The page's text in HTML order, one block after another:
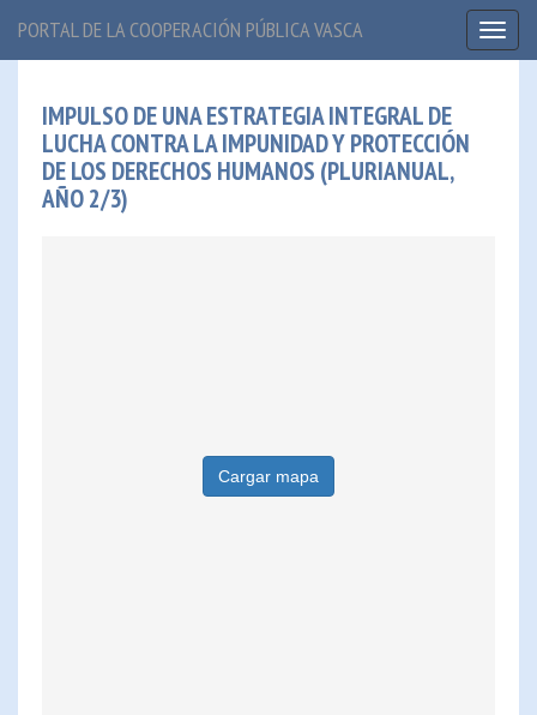
PORTAL DE LA COOPERACIÓN PÚBLICA VASCA
IMPULSO DE UNA ESTRATEGIA INTEGRAL DE
LUCHA CONTRA LA IMPUNIDAD Y PROTECCIÓN
DE LOS DERECHOS HUMANOS (PLURIANUAL,
AÑO 2/3)
Cargar mapa